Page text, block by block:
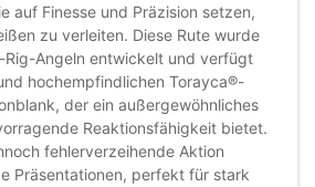
auf Finesse und Präzision setzen,
zu verleiten. Diese Rute wurde
Angeln entwickelt und verfügt
hochempfindlichen Torayca®-
der ein außergewöhnliches
Reaktionsfähigkeit bietet.
fehlerverzeihende Aktion
Präsentationen, perfekt für stark